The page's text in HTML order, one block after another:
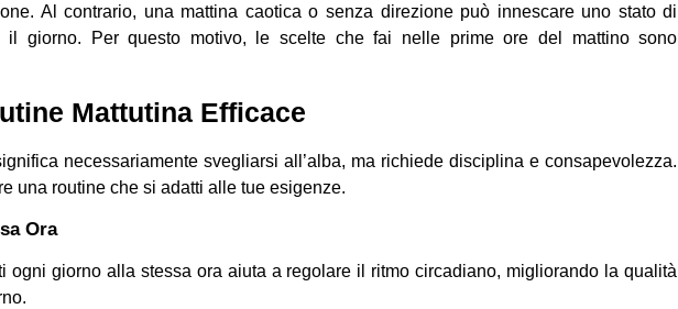
Al contrario, una mattina caotica o senza direzione può innescare uno stato di
il giorno. Per questo motivo, le scelte che fai nelle prime ore del mattino sono
Mattutina Efficace
necessariamente svegliarsi all’alba, ma richiede disciplina e consapevolezza.
una routine che si adatti alle tue esigenze.
Ora
ogni giorno alla stessa ora aiuta a regolare il ritmo circadiano, migliorando la qualità